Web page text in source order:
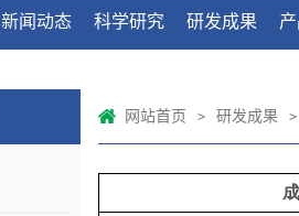
新闻动态 科学研究 研发成果
网站首页 > 研发成果 >